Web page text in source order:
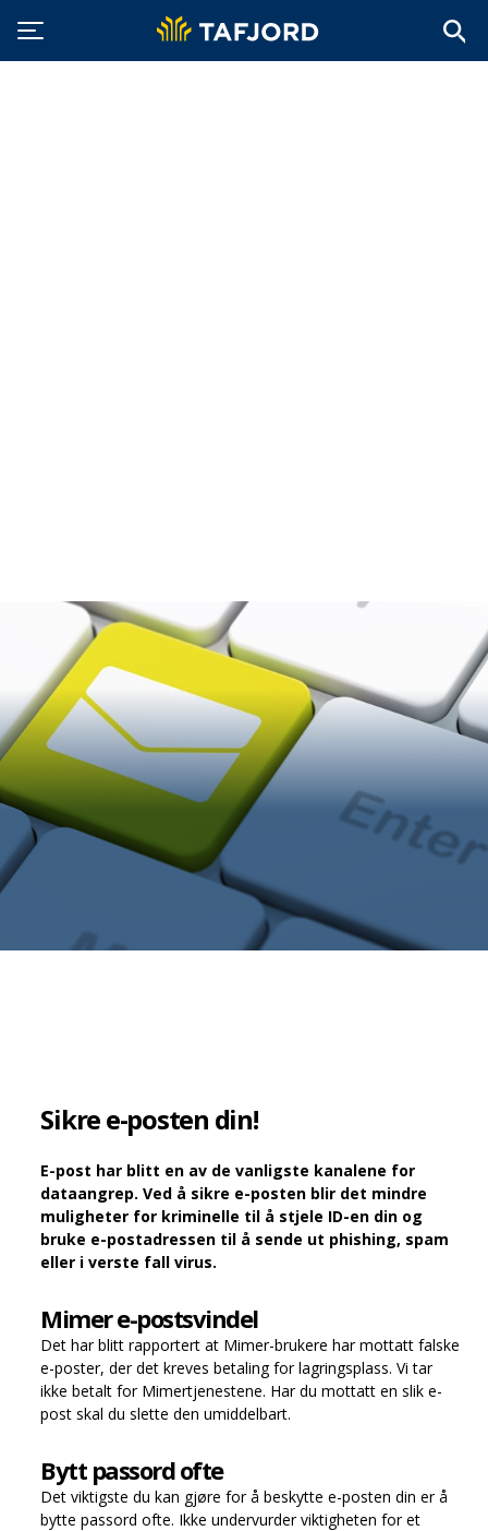
Sikre e-posten din!
E-post har blitt en av de vanligste kanalene for
dataangrep. Ved å sikre e-posten blir det mindre
muligheter for kriminelle til å stjele ID-en din og
bruke e-postadressen til å sende ut phishing, spam
eller i verste fall virus.
Mimer e-postsvindel
Det har blitt rapportert at Mimer-brukere har mottatt falske
e-poster, der det kreves betaling for lagringsplass.Vi tar
ikke betalt for Mimertjenestene. Har du mottatt en slik e-
post skal du slette den umiddelbart.
Bytt passord ofte
Det viktigste du kan gjøre for å beskytte e-posten din er å
bytte passord ofte. Ikke undervurder viktigheten for et